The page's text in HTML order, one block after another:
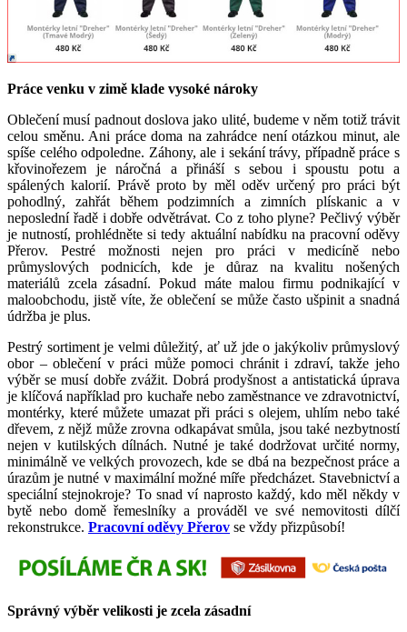
Práce venku v zimě klade vysoké nároky
Oblečení musí padnout doslova jako ulité, budeme v něm totiž trávit
celou směnu. Ani práce doma na zahrádce není otázkou minut, ale
spíše celého odpoledne. Záhony, ale i sekání trávy, případně práce s
křovinořezem je náročná a přináší s sebou i spoustu potu a
spálených kalorií. Právě proto by měl oděv určený pro práci být
pohodlný, zahřát během podzimních a zimních plískanic a v
neposlední řadě i dobře odvětrávat. Co z toho plyne? Pečlivý výběr
je nutností, prohlédněte si tedy aktuální nabídku na pracovní oděvy
Přerov. Pestré možnosti nejen pro práci v medicíně nebo
průmyslových podnicích, kde je důraz na kvalitu nošených
materiálů zcela zásadní. Pokud máte malou firmu podnikající v
maloobchodu, jistě víte, že oblečení se může často ušpinit a snadná
údržba je plus.
Pestrý sortiment je velmi důležitý, ať už jde o jakýkoliv průmyslový
obor – oblečení v práci může pomoci chránit i zdraví, takže jeho
výběr se musí dobře zvážit. Dobrá prodyšnost a antistatická úprava
je klíčová například pro kuchaře nebo zaměstnance ve zdravotnictví,
montérky, které můžete umazat při práci s olejem, uhlím nebo také
dřevem, z nějž může zrovna odkapávat smůla, jsou také nezbytností
nejen v kutilských dílnách. Nutné je také dodržovat určité normy,
minimálně ve velkých provozech, kde se dbá na bezpečnost práce a
úrazům je nutné v maximální možné míře předcházet. Stavebnictví a
speciální stejnokroje? To snad ví naprosto každý, kdo měl někdy v
bytě nebo domě řemeslníky a prováděl ve své nemovitosti dílčí
rekonstrukce. Pracovní oděvy Přerov se vždy přizpůsobí!
Správný výběr velikosti je zcela zásadní